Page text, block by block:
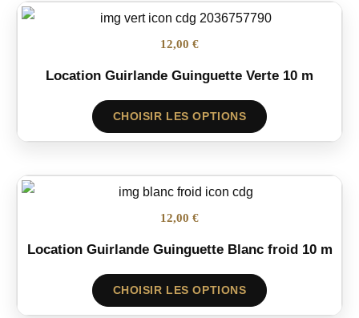
12,00 €
Location Guirlande Guinguette Verte 10 m
CHOISIR LES OPTIONS
12,00 €
Location Guirlande Guinguette Blanc froid 10 m
CHOISIR LES OPTIONS